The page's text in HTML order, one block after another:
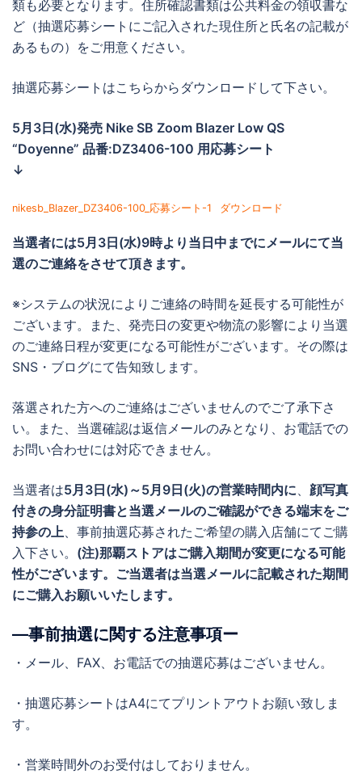
類も必要となります。住所確認書類は公共料金の領収書な
ど（抽選応募シートにご記入された現住所と氏名の記載が
あるもの）をご用意ください。
抽選応募シートはこちらからダウンロードして下さい。
5月3日(水)発売 Nike SB Zoom Blazer Low QS
“Doyenne” 品番:DZ3406-100 用応募シート
↓
nikesb_Blazer_DZ3406-100_応募シート-1 ダウンロード
当選者には5月3日(水)9時より当日中までに メールにて当
選のご連絡をさせて頂きます。
※システムの状況によりご連絡の時間を延長する可能性が
ございます。また、発売日の変更や物流の影響により当選
のご連絡日程が変更になる可能性がございます。その際は
SNS・ブログにて告知致します。
落選された方へのご連絡はございませんのでご了承下さ
い。また、当選確認は返信メールのみとなり、お電話での
お問い合わせには対応できません。
当選者は5月3日(水)～5月9日(火)の営業時間内に
顔写真
付きの身分証明書と当選メールのご確認ができる端末をご
持参の上 、事前抽選応募されたご希望の購入店舗にてご購
入下さい。 (注)那覇ストアはご購入期間が変更になる可能
性がございます。ご当選者は当選メールに記載された期間
にご購入お願いいたします。
―事前抽選に関する注意事項ー
・メール、FAX、お電話での抽選応募はございません。
・抽選応募シートはA4にてプリントアウトお願い致しま
す。
・営業時間外のお受付はしておりません。